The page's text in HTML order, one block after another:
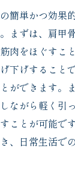
簡単かつ効果
まずは、肩甲
肉をほぐすこ
下げすること
ができます。
ながら軽く引
ことが可能で
、日常生活で